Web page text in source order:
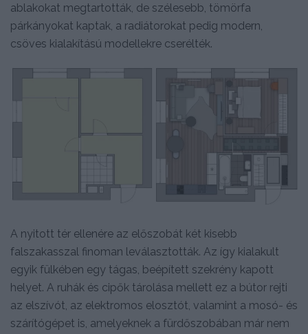
ablakokat megtartották, de szélesebb, tömörfa
párkányokat kaptak, a radiátorokat pedig modern,
csöves kialakítású modellekre cserélték.
A nyitott tér ellenére az előszobát két kisebb
falszakasszal finoman leválasztották. Az így kialakult
egyik fülkében egy tágas, beépített szekrény kapott
helyet. A ruhák és cipők tárolása mellett ez a bútor rejti
az elszívót, az elektromos elosztót, valamint a mosó- és
szárítógépet is, amelyeknek a fürdőszobában már nem